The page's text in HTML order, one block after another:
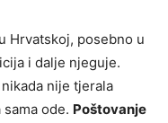
Hrvatskoj, posebno u
i dalje njeguje.
nije tjerala
ode. Poštovanje